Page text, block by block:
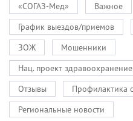
«СОГАЗ-Мед»
Важное
График выездов/приемов
ЗОЖ
Мошенники
Нац. проект здравоохранение
Отзывы
Профилактика
Региональные новости